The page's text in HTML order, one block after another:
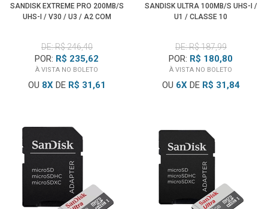
SANDISK EXTREME PRO 200MB/S
UHS-I / V30 / U3 / A2 COM
DE: R$ 246,40
POR: R$ 235,62
À VISTA NO BOLETO
OU 8XDE R$ 31,61
SANDISK ULTRA 100MB/S UHS-I /
U1 / CLASSE 10
DE: R$ 187,99
POR: R$ 180,80
À VISTA NO BOLETO
OU 6XDE R$ 31,84